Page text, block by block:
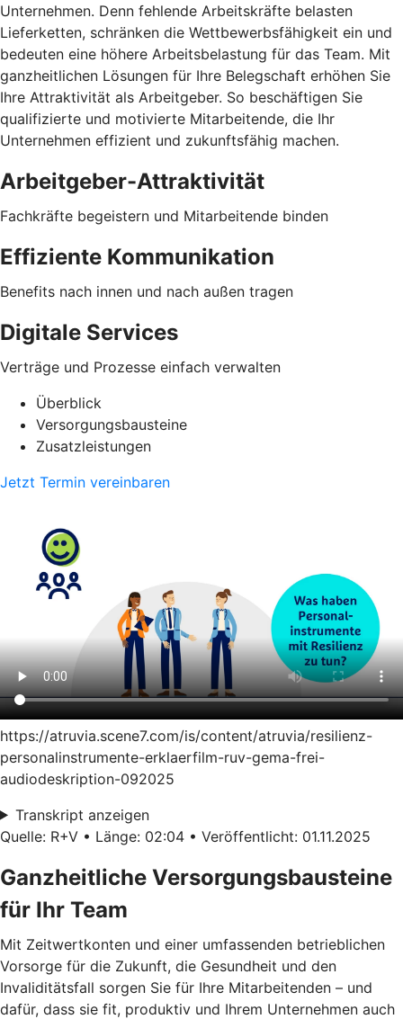
Unternehmen. Denn fehlende Arbeitskräfte belasten
Lieferketten, schränken die Wettbewerbsfähigkeit ein und
bedeuten eine höhere Arbeitsbelastung für das Team. Mit
ganzheitlichen Lösungen für Ihre Belegschaft erhöhen Sie
Ihre Attraktivität als Arbeitgeber. So beschäftigen Sie
qualifizierte und motivierte Mitarbeitende, die Ihr
Unternehmen effizient und zukunftsfähig machen.
Arbeitgeber-Attraktivität
Fachkräfte begeistern und Mitarbeitende binden
Effiziente Kommunikation
Benefits nach innen und nach außen tragen
Digitale Services
Verträge und Prozesse einfach verwalten
Überblick
Versorgungsbausteine
Zusatzleistungen
Jetzt Termin vereinbaren
https://atruvia.scene7.com/is/content/atruvia/resilienz-
personalinstrumente-erklaerfilm-ruv-gema-frei-
audiodeskription-092025
Transkript anzeigen
Quelle: R+V • Länge: 02:04 • Veröffentlicht: 01.11.2025
Ganzheitliche Versorgungsbausteine
für Ihr Team
Mit Zeitwertkonten und einer umfassenden betrieblichen
Vorsorge für die Zukunft, die Gesundheit und den
Invaliditätsfall sorgen Sie für Ihre Mitarbeitenden – und
dafür, dass sie fit, produktiv und Ihrem Unternehmen auch